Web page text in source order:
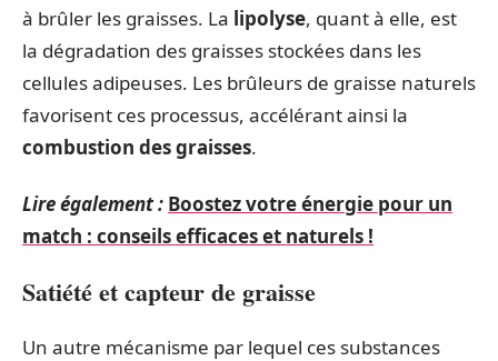
à brûler les graisses. La lipolyse, quant à elle, est
la dégradation des graisses stockées dans les
cellules adipeuses. Les brûleurs de graisse naturels
favorisent ces processus, accélérant ainsi la
combustion des graisses.
Lire également : Boostez votre énergie pour un
match : conseils efficaces et naturels !
Satiété et capteur de graisse
Un autre mécanisme par lequel ces substances